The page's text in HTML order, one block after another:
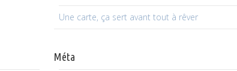
Une carte, ça sert avant tout à rêver
Méta